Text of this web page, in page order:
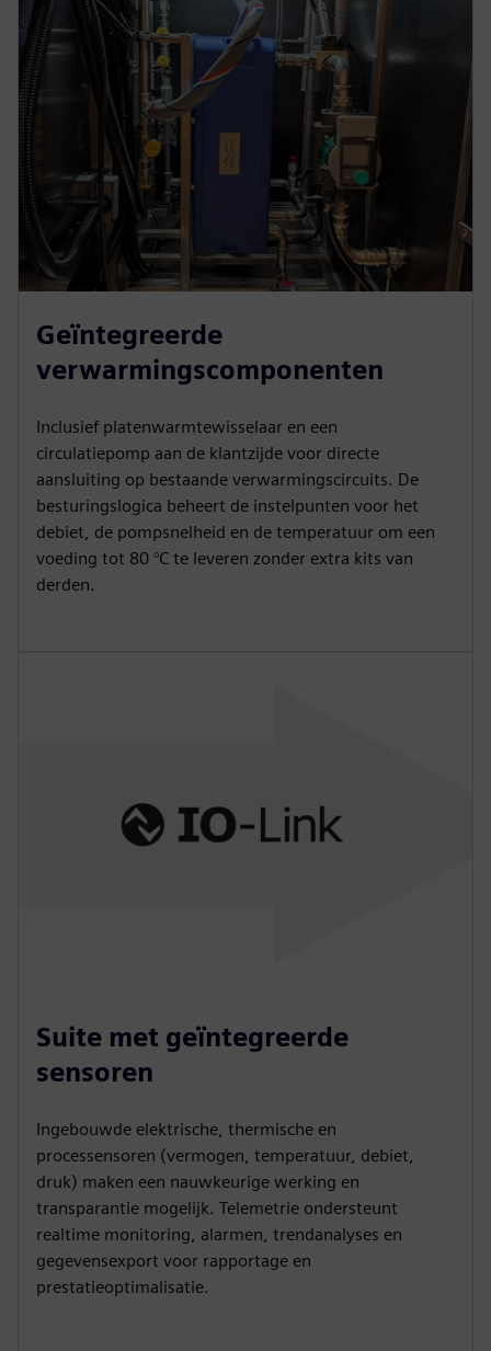
Geïntegreerde
verwarmingscomponenten
Inclusief platenwarmtewisselaar en een
circulatiepomp aan de klantzijde voor directe
aansluiting op bestaande verwarmingscircuits. De
besturingslogica beheert de instelpunten voor het
debiet, de pompsnelheid en de temperatuur om een
voeding tot 80 °C te leveren zonder extra kits van
derden.
Suite met geïntegreerde
sensoren
Ingebouwde elektrische, thermische en
processensoren (vermogen, temperatuur, debiet,
druk) maken een nauwkeurige werking en
transparantie mogelijk. Telemetrie ondersteunt
realtime monitoring, alarmen, trendanalyses en
gegevensexport voor rapportage en
prestatieoptimalisatie.